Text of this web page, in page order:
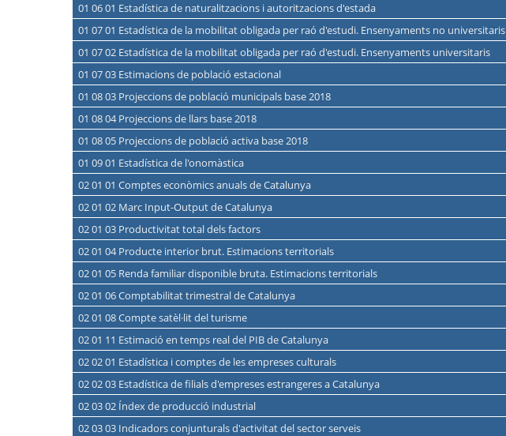
01 06 01 Estadística de naturalitzacions i autoritzacions d'estada
01 07 01 Estadística de la mobilitat obligada per raó d'estudi. Ensenyaments no universitaris
01 07 02 Estadística de la mobilitat obligada per raó d'estudi. Ensenyaments universitaris
01 07 03 Estimacions de població estacional
01 08 03 Projeccions de població municipals base 2018
01 08 04 Projeccions de llars base 2018
01 08 05 Projeccions de població activa base 2018
01 09 01 Estadística de l'onomàstica
02 01 01 Comptes econòmics anuals de Catalunya
02 01 02 Marc Input-Output de Catalunya
02 01 03 Productivitat total dels factors
02 01 04 Producte interior brut. Estimacions territorials
02 01 05 Renda familiar disponible bruta. Estimacions territorials
02 01 06 Comptabilitat trimestral de Catalunya
02 01 08 Compte satèl·lit del turisme
02 01 11 Estimació en temps real del PIB de Catalunya
02 02 01 Estadística i comptes de les empreses culturals
02 02 03 Estadística de filials d'empreses estrangeres a Catalunya
02 03 02 Índex de producció industrial
02 03 03 Indicadors conjunturals d'activitat del sector serveis